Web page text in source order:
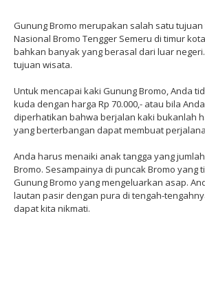
Gunung Bromo merupakan salah satu
Nasional Bromo Tengger Semeru di timur
bahkan banyak yang berasal dari luar
tujuan wisata.
Untuk mencapai kaki Gunung Bromo, Anda
kuda dengan harga Rp 70.000,- atau bila
diperhatikan bahwa berjalan kaki bukanlah
yang berterbangan dapat membuat
Anda harus menaiki anak tangga yang
Bromo. Sesampainya di puncak Bromo yang
Gunung Bromo yang mengeluarkan asap.
lautan pasir dengan pura di tengah-
dapat kita nikmati.